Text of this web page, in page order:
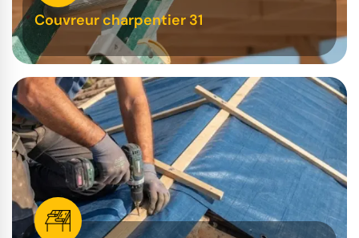
Couvreur charpentier 31